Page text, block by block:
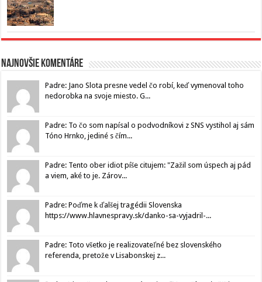
Najnovšie komentáre
Padre: Jano Slota presne vedel čo robí, keď vymenoval toho
nedorobka na svoje miesto. G...
Padre: To čo som napísal o podvodníkovi z SNS vystihol aj sám
Tóno Hrnko, jediné s čím...
Padre: Tento ober idiot píše citujem: "Zažil som úspech aj pád
a viem, aké to je. Zárov...
Padre: Poďme k ďalšej tragédii Slovenska
https://www.hlavnespravy.sk/danko-sa-vyjadril-...
Padre: Toto všetko je realizovateľné bez slovenského
referenda, pretože v Lisabonskej z...